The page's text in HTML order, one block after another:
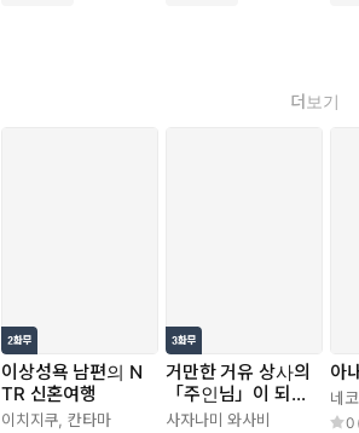
더보기
이상성욕 남편의 N
TR 신혼여행
이치지쿠,칸타마
거만한 거유 상사의
「주인님」이 되었
다
사자나미 와사비
아
네
0